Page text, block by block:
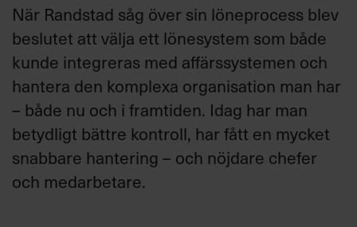
När Randstad såg över sin löneprocess blev
beslutet att välja ett lönesystem som både
kunde integreras med affärssystemen och
hantera den komplexa organisation man har
– både nu och i framtiden. Idag har man
betydligt bättre kontroll, har fått en mycket
snabbare hantering – och nöjdare chefer
och medarbetare.